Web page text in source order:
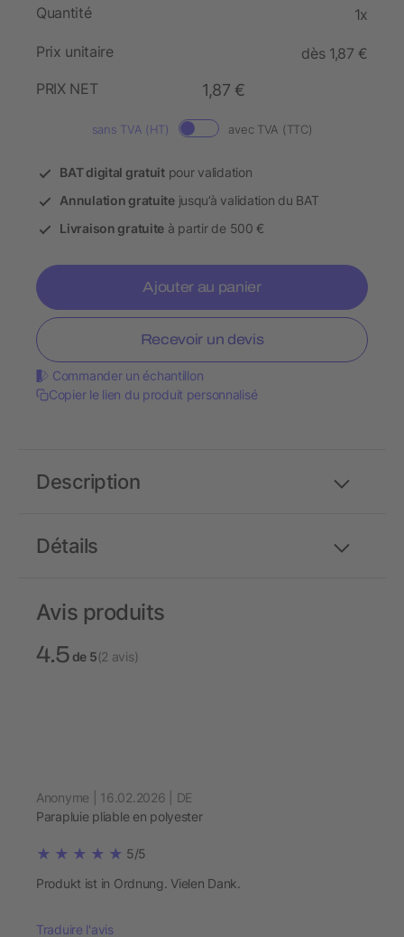
Quantité 1x
Prix unitaire
dès 1,87 €
PRIX NET
1,87 €
sans TVA (HT) avec TVA (TTC)
BAT digital gratuitpour validation
Annulation gratuitejusqu’à validation du BAT
Livraison gratuite à partir de 500 €
Ajouter au panier
Recevoir un devis
Commander un échantillon
Copier le lien du produit personnalisé
Détails
Description
Avis produits
4.5de 5(2 avis)
Anonyme | 16.02.2026 | DE
Parapluie pliable en polyester
5/5
Produkt ist in Ordnung. Vielen Dank.
Traduire l'avis